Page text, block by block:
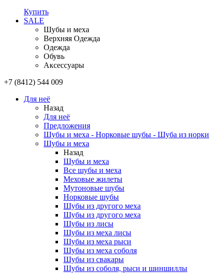
Купить
SALE
Шубы и меха
Верхняя Одежда
Одежда
Обувь
Аксессуары
+7 (8412) 544 009
Для неё
Назад
Для неё
Предложения
Шубы и меха - Норковые шубы - Шуба из норки
Шубы и меха
Назад
Шубы и меха
Все шубы и меха
Меховые жилеты
Мутоновые шубы
Норковые шубы
Шубы из другого меха
Шубы из другого меха
Шубы из лисы
Шубы из меха лисы
Шубы из меха рыси
Шубы из меха соболя
Шубы из свакары
Шубы из соболя, рыси и шиншиллы